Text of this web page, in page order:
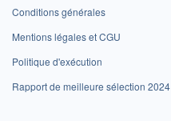
Conditions générales
Mentions légales et CGU
Politique d'exécution
Rapport de meilleure sélection 2024